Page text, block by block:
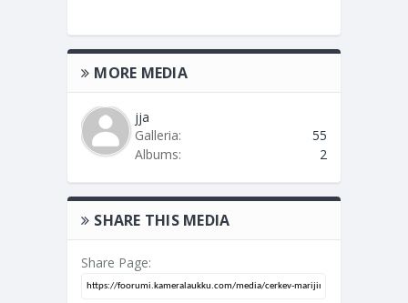
MORE MEDIA
jja
Galleria:
55
Albums:
2
SHARE THIS MEDIA
Share Page: